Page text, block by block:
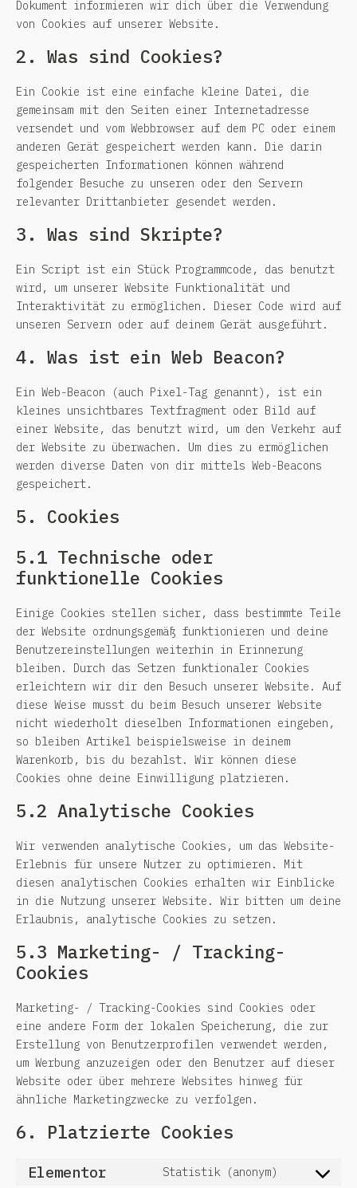
Dokument informieren wir dich über die Verwendung
von Cookies auf unserer Website.
2. Was sind Cookies?
Ein Cookie ist eine einfache kleine Datei, die
gemeinsam mit den Seiten einer Internetadresse
versendet und vom Webbrowser auf dem PC oder einem
anderen Gerät gespeichert werden kann. Die darin
gespeicherten Informationen können während
folgender Besuche zu unseren oder den Servern
relevanter Drittanbieter gesendet werden.
3. Was sind Skripte?
Ein Script ist ein Stück Programmcode, das benutzt
wird, um unserer Website Funktionalität und
Interaktivität zu ermöglichen. Dieser Code wird auf
unseren Servern oder auf deinem Gerät ausgeführt.
4. Was ist ein Web Beacon?
Ein Web-Beacon (auch Pixel-Tag genannt), ist ein
kleines unsichtbares Textfragment oder Bild auf
einer Website, das benutzt wird, um den Verkehr auf
der Website zu überwachen. Um dies zu ermöglichen
werden diverse Daten von dir mittels Web-Beacons
gespeichert.
5. Cookies
5.1 Technische oder
funktionelle Cookies
Einige Cookies stellen sicher, dass bestimmte Teile
der Website ordnungsgemäß funktionieren und deine
Benutzereinstellungen weiterhin in Erinnerung
bleiben. Durch das Setzen funktionaler Cookies
erleichtern wir dir den Besuch unserer Website. Auf
diese Weise musst du beim Besuch unserer Website
nicht wiederholt dieselben Informationen eingeben,
so bleiben Artikel beispielsweise in deinem
Warenkorb, bis du bezahlst. Wir können diese
Cookies ohne deine Einwilligung platzieren.
5.2 Analytische Cookies
Wir verwenden analytische Cookies, um das Website-
Erlebnis für unsere Nutzer zu optimieren. Mit
diesen analytischen Cookies erhalten wir Einblicke
in die Nutzung unserer Website. Wir bitten um deine
Erlaubnis, analytische Cookies zu setzen.
5.3 Marketing- / Tracking-
Cookies
Marketing- / Tracking-Cookies sind Cookies oder
eine andere Form der lokalen Speicherung, die zur
Erstellung von Benutzerprofilen verwendet werden,
um Werbung anzuzeigen oder den Benutzer auf dieser
Website oder über mehrere Websites hinweg für
ähnliche Marketingzwecke zu verfolgen.
6. Platzierte Cookies
Elementor Statistik (anonym)